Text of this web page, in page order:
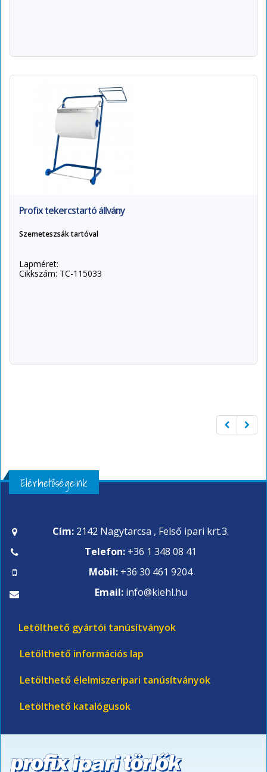
Profix tekercstartó állvány
Szemeteszsák tartóval
Lapméret:
Cikkszám: TC-115033
Elérhetőségeink
Cím: 2142 Nagytarcsa , Felső ipari krt.3.
Telefon: +36 1 348 08 41
Mobil: +36 30 461 9204
Email: info@kiehl.hu
Letölthető gyártói tanúsítványok
Letölthető információs lap
Letölthető élelmiszeripari tanúsítványok
Letölthető katalógusok